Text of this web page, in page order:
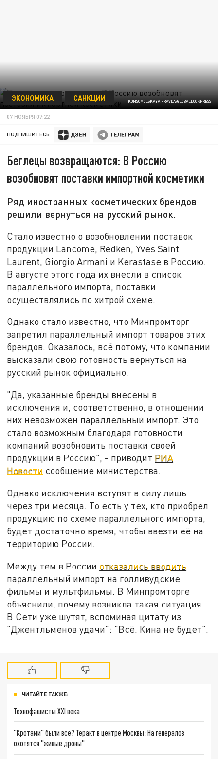
KOMSOMOLSKAYA PRAVDA/GLOBALLOOKPRESS
ЭКОНОМИКА САНКЦИИ
07 НОЯБРЯ 07:22
ПОДПИШИТЕСЬ:
Беглецы возвращаются: В Россию
возобновят поставки импортной косметики
Ряд иностранных косметических брендов
решили вернуться на русский рынок.
Стало известно о возобновлении поставок
продукции Lancome, Redken, Yves Saint
Laurent, Giorgio Armani и Kerastase в Россию.
В августе этого года их внесли в список
параллельного импорта, поставки
осуществлялись по хитрой схеме.
Однако стало известно, что Минпромторг
запретил параллельный импорт товаров этих
брендов. Оказалось, всё потому, что компании
высказали свою готовность вернуться на
русский рынок официально.
"Да, указанные бренды внесены в
исключения и, соответственно, в отношении
них невозможен параллельный импорт. Это
стало возможным благодаря готовности
компаний возобновить поставки своей
продукции в Россию", - приводит РИА
Новости сообщение министерства.
Однако исключения вступят в силу лишь
через три месяца. То есть у тех, кто приобрел
продукцию по схеме параллельного импорта,
будет достаточно время, чтобы ввезти её на
территорию России.
Между тем в России отказались вводить
параллельный импорт на голливудские
фильмы и мультфильмы. В Минпромторге
объяснили, почему возникла такая ситуация.
В Сети уже шутят, вспоминая цитату из
"Джентльменов удачи": "Всё. Кина не будет".
ЧИТАЙТЕ ТАКЖЕ:
Технофашисты XXI века
"Кротами" были все? Теракт в центре Москвы: На генералов
охотятся "живые дроны"